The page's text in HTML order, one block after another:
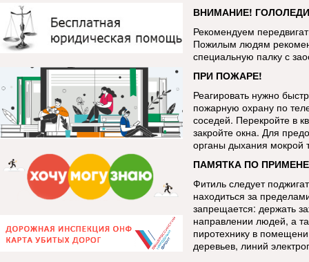
ВНИМАНИЕ!
Рекомендуем
Пожилым людям
специальную палку с
ПРИ ПОЖАРЕ!
Реагировать нужно
пожарную охрану по
соседей. Перекройте в
закройте окна. Для
органы дыхания мокрой
ПАМЯТКА ПО
Фитиль следует
находиться за
запрещается: держать
направлении людей, а
пиротехнику в
деревьев, линий